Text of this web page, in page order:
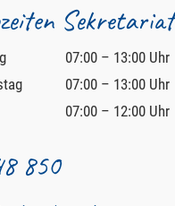
Sekretariat
07:00 – 13:00 Uhr
07:00 – 13:00 Uhr
07:00 – 12:00 Uhr
850